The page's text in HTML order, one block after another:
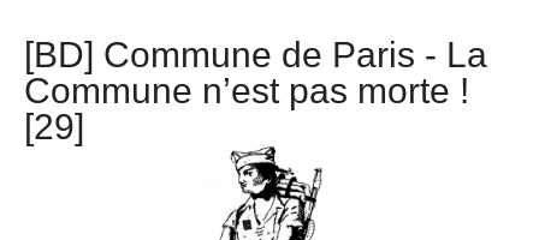
[BD] Commune de Paris - La
Commune n’est pas morte !
[29]